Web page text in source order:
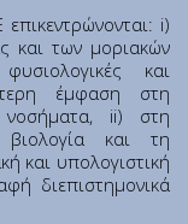
Εργαζομένων
Τεχνολογικού
i)
και των μοριακών
και
έμφαση στη
νοσήματα, ii) στη
βιολογία και τη
και υπολογιστική
διεπιστημονικά